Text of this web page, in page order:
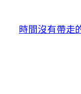
時間沒有帶走